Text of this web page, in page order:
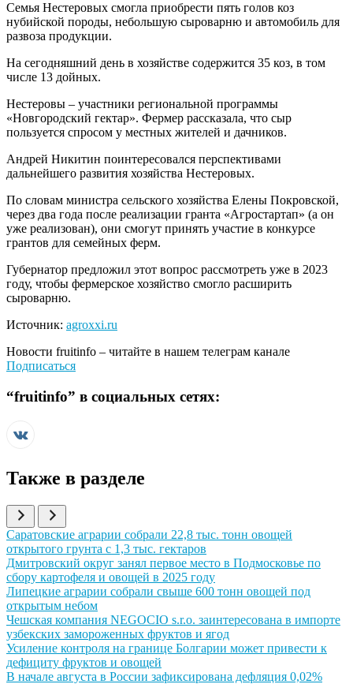
Семья Нестеровых смогла приобрести пять голов коз
нубийской породы, небольшую сыроварню и автомобиль для
развоза продукции.
На сегодняшний день в хозяйстве содержится 35 коз, в том
числе 13 дойных.
Нестеровы – участники региональной программы
«Новгородский гектар». Фермер рассказала, что сыр
пользуется спросом у местных жителей и дачников.
Андрей Никитин поинтересовался перспективами
дальнейшего развития хозяйства Нестеровых.
По словам министра сельского хозяйства Елены Покровской,
через два года после реализации гранта «Агростартап» (а он
уже реализован), они смогут принять участие в конкурсе
грантов для семейных ферм.
Губернатор предложил этот вопрос рассмотреть уже в 2023
году, чтобы фермерское хозяйство смогло расширить
сыроварню.
Источник: agroxxi.ru
Новости fruitinfo – читайте в нашем телеграм канале
Подписаться
“fruitinfo” в социальных сетях:
Также в разделе
Иллюстрация новости
Саратовские аграрии собрали 22,8 тыс. тонн овощей
открытого грунта с 1,3 тыс. гектаров
Иллюстрация новости
Дмитровский округ занял первое место в Подмосковье по
сбору картофеля и овощей в 2025 году
Иллюстрация новости
Липецкие аграрии собрали свыше 600 тонн овощей под
открытым небом
Иллюстрация новости
Чешская компания NEGOCIO s.r.o. заинтересована в импорте
узбекских замороженных фруктов и ягод
Иллюстрация новости
Усиление контроля на границе Болгарии может привести к
дефициту фруктов и овощей
Иллюстрация новости
В начале августа в России зафиксирована дефляция 0,02%